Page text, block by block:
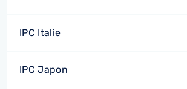
IPC Italie
IPC Japon